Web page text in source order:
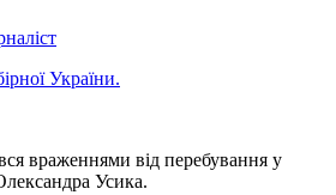
України.
враженнями від перебування у
Усика.